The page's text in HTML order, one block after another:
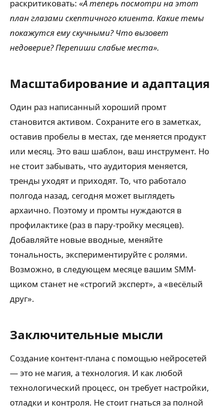
раскритиковать: «А теперь посмотри на этот
план глазами скептичного клиента. Какие темы
покажутся ему скучными? Что вызовет
недоверие? Перепиши слабые места».
Масштабирование и адаптация
Один раз написанный хороший промт
становится активом. Сохраните его в заметках,
оставив пробелы в местах, где меняется продукт
или месяц. Это ваш шаблон, ваш инструмент. Но
не стоит забывать, что аудитория меняется,
тренды уходят и приходят. То, что работало
полгода назад, сегодня может выглядеть
архаично. Поэтому и промты нуждаются в
профилактике (раз в пару-тройку месяцев).
Добавляйте новые вводные, меняйте
тональность, экспериментируйте с ролями.
Возможно, в следующем месяце вашим SMM-
щиком станет не «строгий эксперт», а «весёлый
друг».
Заключительные мысли
Создание контент-плана с помощью нейросетей
— это не магия, а технология. И как любой
технологический процесс, он требует настройки,
отладки и контроля. Не стоит гнаться за полной